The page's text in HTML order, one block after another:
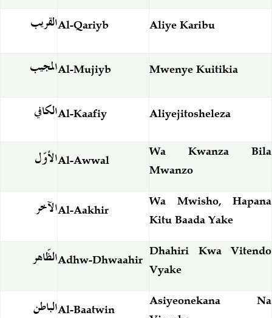
القريبAl-Qariyb Aliye Karibu
المجيبAl-Mujiyb Mwenye Kuitikia
الكافيAl-Kaafiy Aliyejitosheleza
الأوّلAl-Awwal
Wa Kwanza Bila
Mwanzo
الآخرAl-Aakhir
Wa Mwisho, Hapana
Kitu Baada Yake
الظّاهرAdhw-Dhwaahir
Dhahiri Kwa Vitendo
Vyake
الباطنAl-Baatwin
Asiyeonekana Na